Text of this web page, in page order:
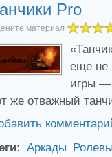
Pro
материал
еще не
игры —
же отважный
Аркады